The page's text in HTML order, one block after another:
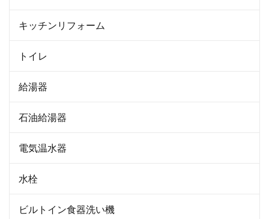
キッチンリフォーム
トイレ
給湯器
石油給湯器
電気温水器
水栓
ビルトイン食器洗い機